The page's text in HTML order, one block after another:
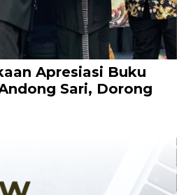
Apresiasi Buku
Sari, Dorong